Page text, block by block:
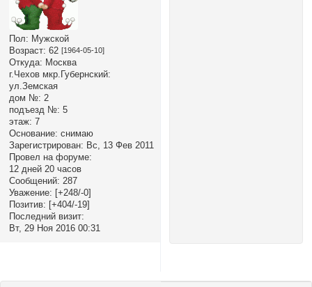
Пол: Мужской
Возраст: 62 [1964-05-10]
Откуда: Москва
г.Чехов мкр.Губернский:
ул.Земская
дом №: 2
подъезд №: 5
этаж: 7
Основание: снимаю
Зарегистрирован: Вс, 13 Фев 2011
Провел на форуме:
12 дней 20 часов
Сообщений: 287
Уважение: [+248/-0]
Позитив: [+404/-19]
Последний визит:
Вт, 29 Ноя 2016 00:31